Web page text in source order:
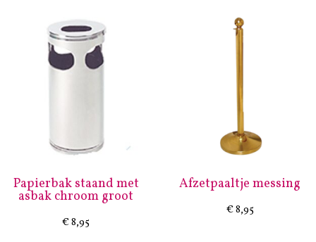
Papierbak staand met
asbak chroom groot
€8,95
Afzetpaaltje messing
€8,95